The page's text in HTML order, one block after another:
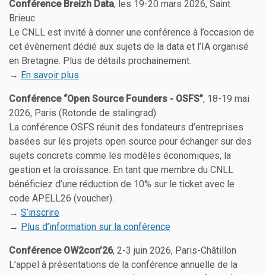
Conférence Breizh Data, les 19-20 mars 2026, Saint
Brieuc
Le CNLL est invité à donner une conférence à l’occasion de
cet évènement dédié aux sujets de la data et l’IA organisé
en Bretagne. Plus de détails prochainement.
→ En savoir plus
Conférence “Open Source Founders - OSFS”, 18-19 mai
2026, Paris (Rotonde de stalingrad)
La conférence OSFS réunit des fondateurs d’entreprises
basées sur les projets open source pour échanger sur des
sujets concrets comme les modèles économiques, la
gestion et la croissance. En tant que membre du CNLL
bénéficiez d’une réduction de 10% sur le ticket avec le
code APELL26 (voucher).
→ S’inscrire
→ Plus d’information sur la conférence
Conférence OW2con’26, 2-3 juin 2026, Paris-Châtillon
L’appel à présentations de la conférence annuelle de la